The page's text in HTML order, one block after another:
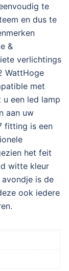
te
en dus te
&
verlichtings
WattHoge
met
u een led lamp
aan uw
fitting is een
het feit
witte kleur
is de
ook iedere